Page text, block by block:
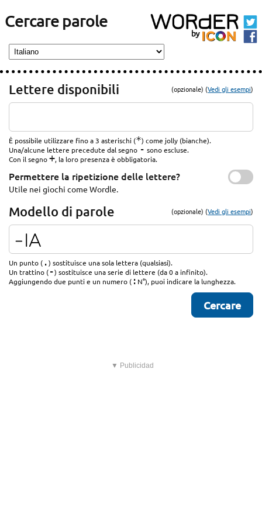
Cercare parole
Lettere disponibili (opzionale) (Vedi gli esempi)
È possibile utilizzare fino a 3 asterischi (*) come jolly (bianche).
Una/alcune lettere precedute dal segno - sono escluse.
Con il segno+, la loro presenza è obbligatoria.
Permettere la ripetizione delle lettere?
Utile nei giochi come Wordle.
Modello di parole (opzionale) (Vedi gli esempi)
Un punto (.) sostituisce una sola lettera (qualsiasi).
Un trattino (-) sostituisce una serie di lettere (da 0 a infinito).
Aggiungendo due punti e un numero (: N°), puoi indicare la lunghezza.
▼ Publicidad